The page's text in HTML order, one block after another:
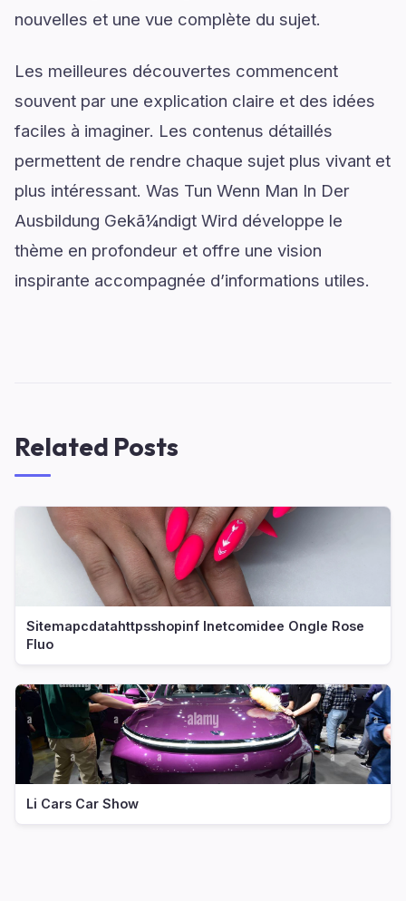
nouvelles et une vue complète du sujet.
Les meilleures découvertes commencent
souvent par une explication claire et des idées
faciles à imaginer. Les contenus détaillés
permettent de rendre chaque sujet plus vivant et
plus intéressant. Was Tun Wenn Man In Der
Ausbildung Gekã¼ndigt Wird développe le
thème en profondeur et offre une vision
inspirante accompagnée d’informations utiles.
Related Posts
Sitemapcdatahttpsshopinf Inetcomidee Ongle Rose
Fluo
Li Cars Car Show